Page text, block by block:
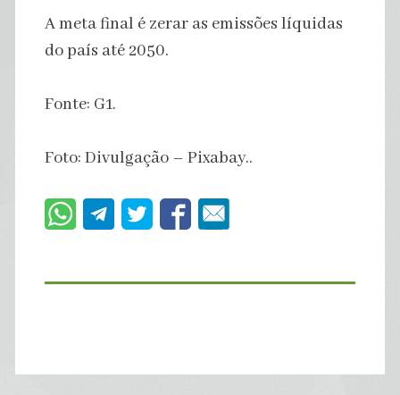
A meta final é zerar as emissões líquidas
do país até 2050.
Fonte: G1.
Foto: Divulgação – Pixabay..